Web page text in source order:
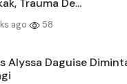
Trauma De...
ago 58
Alyssa Daguise